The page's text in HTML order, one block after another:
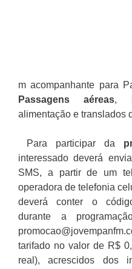
m acompanhante para
Passagens aéreas,
alimentação e translados
Para participar da
interessado deverá
SMS, a partir de um
operadora de telefonia
deverá conter o
durante a
tarifado no valor de R$
real), acrescidos dos